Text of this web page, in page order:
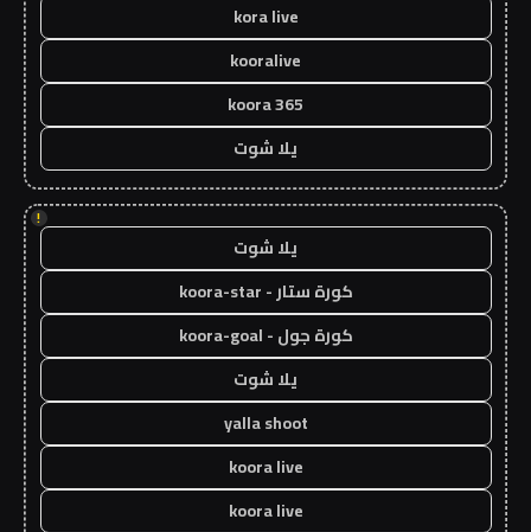
kora live
kooralive
koora 365
يلا شوت
!
يلا شوت
كورة ستار - koora-star
كورة جول - koora-goal
يلا شوت
yalla shoot
koora live
koora live